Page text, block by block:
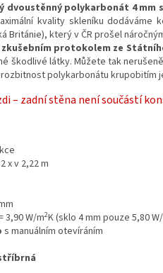
dvoustěnný polykarbonát 4 mm
kvality skleníku dodáváme
Británie), který v ČR prošel
zkušebním protokolem ze
škodlivé látky. Můžete tak
polykarbonátu krupobitím
– zadní stěna není součástí
x v 2,22 m
W/m2K (sklo 4 mm pouze 5,80
s manuálním otevíráním